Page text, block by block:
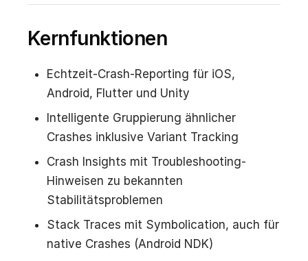
Kernfunktionen
Echtzeit-Crash-Reporting für iOS,
Android, Flutter und Unity
Intelligente Gruppierung ähnlicher
Crashes inklusive Variant Tracking
Crash Insights mit Troubleshooting-
Hinweisen zu bekannten
Stabilitätsproblemen
Stack Traces mit Symbolication, auch für
native Crashes (Android NDK)